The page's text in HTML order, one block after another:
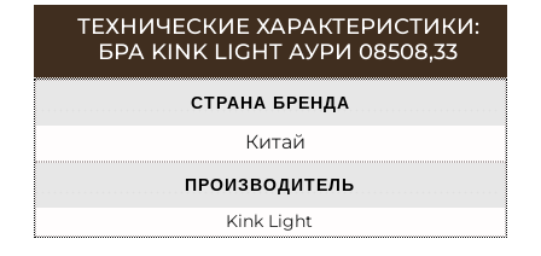
ТЕХНИЧЕСКИЕ ХАРАКТЕРИСТИКИ:
БРА KINK LIGHT АУРИ 08508,33
СТРАНА БРЕНДА
Китай
ПРОИЗВОДИТЕЛЬ
Kink Light